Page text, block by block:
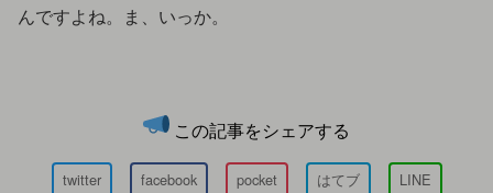
んですよね。ま、いっか。
この記事をシェアする
twitter facebook pocket はてブ LINE